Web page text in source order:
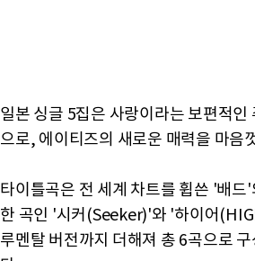
일본 싱글 5집은 사랑이라는 보편적
으로, 에이티즈의 새로운 매력을 마음
타이틀곡은 전 세계 차트를 휩쓴 '배
한 곡인 '시커(Seeker)'와 '하이어
루멘탈 버전까지 더해져 총 6곡으로